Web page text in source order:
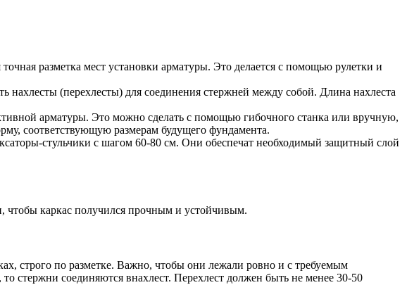
разметка мест установки арматуры. Это делается с помощью рулетки и
нахлесты (перехлесты) для соединения стержней между собой. Длина нахлеста
арматуры. Это можно сделать с помощью гибочного станка или вручную,
соответствующую размерам будущего фундамента.
стульчики с шагом 60-80 см. Они обеспечат необходимый защитный слой
чтобы каркас получился прочным и устойчивым.
строго по разметке. Важно, чтобы они лежали ровно и с требуемым
стержни соединяются внахлест. Перехлест должен быть не менее 30-50